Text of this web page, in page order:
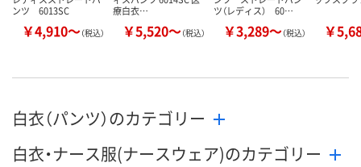
ンツ 6013SC
￥4,910～（税込）
療白衣…
￥5,520～（税込）
ツ（レディス） 60…
￥3,289～（税込） ￥
白衣（パンツ）のカテゴリー
白衣・ナース服(ナースウェア)のカテゴリー